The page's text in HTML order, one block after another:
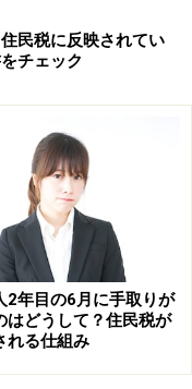
』
この部分にはまっ
円から必要経費134
のことを「給与所
すが減らされること
金がかかる部分が
るんですね。今後の
民税に反映されてい
チェック
2年目の6月に手取りが
はどうして？住民税が
れる仕組み